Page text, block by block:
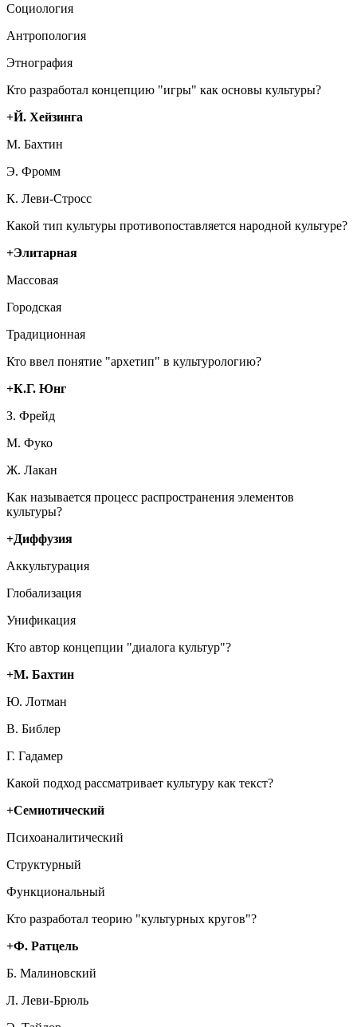
Социология
Антропология
Этнография
Кто разработал концепцию "игры" как основы культуры?
+Й. Хейзинга
М. Бахтин
Э. Фромм
К. Леви-Стросс
Какой тип культуры противопоставляется народной культуре?
+Элитарная
Массовая
Городская
Традиционная
Кто ввел понятие "архетип" в культурологию?
+К.Г. Юнг
З. Фрейд
М. Фуко
Ж. Лакан
Как называется процесс распространения элементов
культуры?
+Диффузия
Аккультурация
Глобализация
Унификация
Кто автор концепции "диалога культур"?
+М. Бахтин
Ю. Лотман
В. Библер
Г. Гадамер
Какой подход рассматривает культуру как текст?
+Семиотический
Психоаналитический
Структурный
Функциональный
Кто разработал теорию "культурных кругов"?
+Ф. Ратцель
Б. Малиновский
Л. Леви-Брюль